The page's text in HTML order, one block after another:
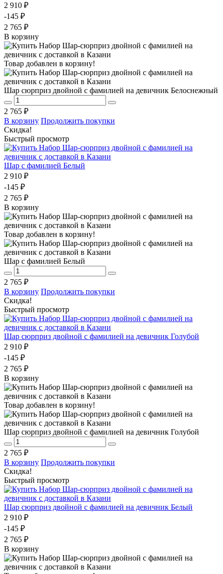
2 910 ₽
-145 ₽
2 765 ₽
В корзину
Товар добавлен в корзину!
Шар сюрприз двойной с фамилией на девичник Белоснежный
2 765 ₽
В корзину Продолжить покупки
Скидка!
Быстрый просмотр
Шар с фамилией Белый
2 910 ₽
-145 ₽
2 765 ₽
В корзину
Товар добавлен в корзину!
Шар с фамилией Белый
2 765 ₽
В корзину Продолжить покупки
Скидка!
Быстрый просмотр
Шар сюрприз двойной с фамилией на девичник Голубой
2 910 ₽
-145 ₽
2 765 ₽
В корзину
Товар добавлен в корзину!
Шар сюрприз двойной с фамилией на девичник Голубой
2 765 ₽
В корзину Продолжить покупки
Скидка!
Быстрый просмотр
Шар сюрприз двойной с фамилией на девичник Белый
2 910 ₽
-145 ₽
2 765 ₽
В корзину